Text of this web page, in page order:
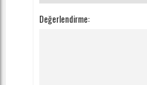
Değerlendirme: